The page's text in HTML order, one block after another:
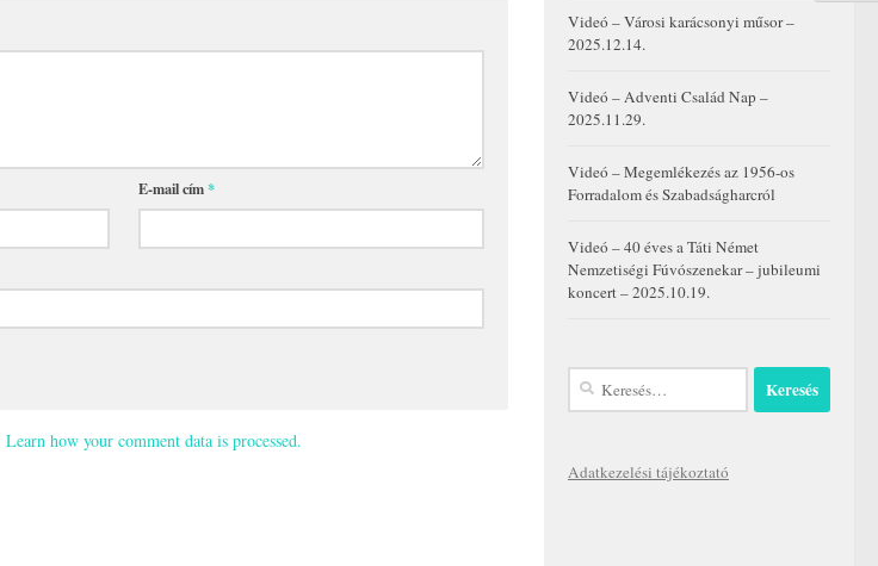
E-mail cím*
Learn how your comment data is processed.
Videó – Városi karácsonyi műsor –
2025.12.14.
Videó – Adventi Család Nap –
2025.11.29.
Videó – Megemlékezés az 1956-os
Forradalom és Szabadságharcról
Videó – 40 éves a Táti Német
Nemzetiségi Fúvószenekar – jubileumi
koncert – 2025.10.19.
Keresés:
Adatkezelési tájékoztató